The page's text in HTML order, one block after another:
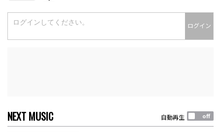
ログイン
NEXT MUSIC 自動再生